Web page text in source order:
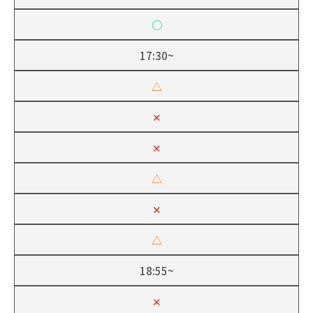
○
17:30~
△
✕
✕
△
✕
△
18:55~
✕